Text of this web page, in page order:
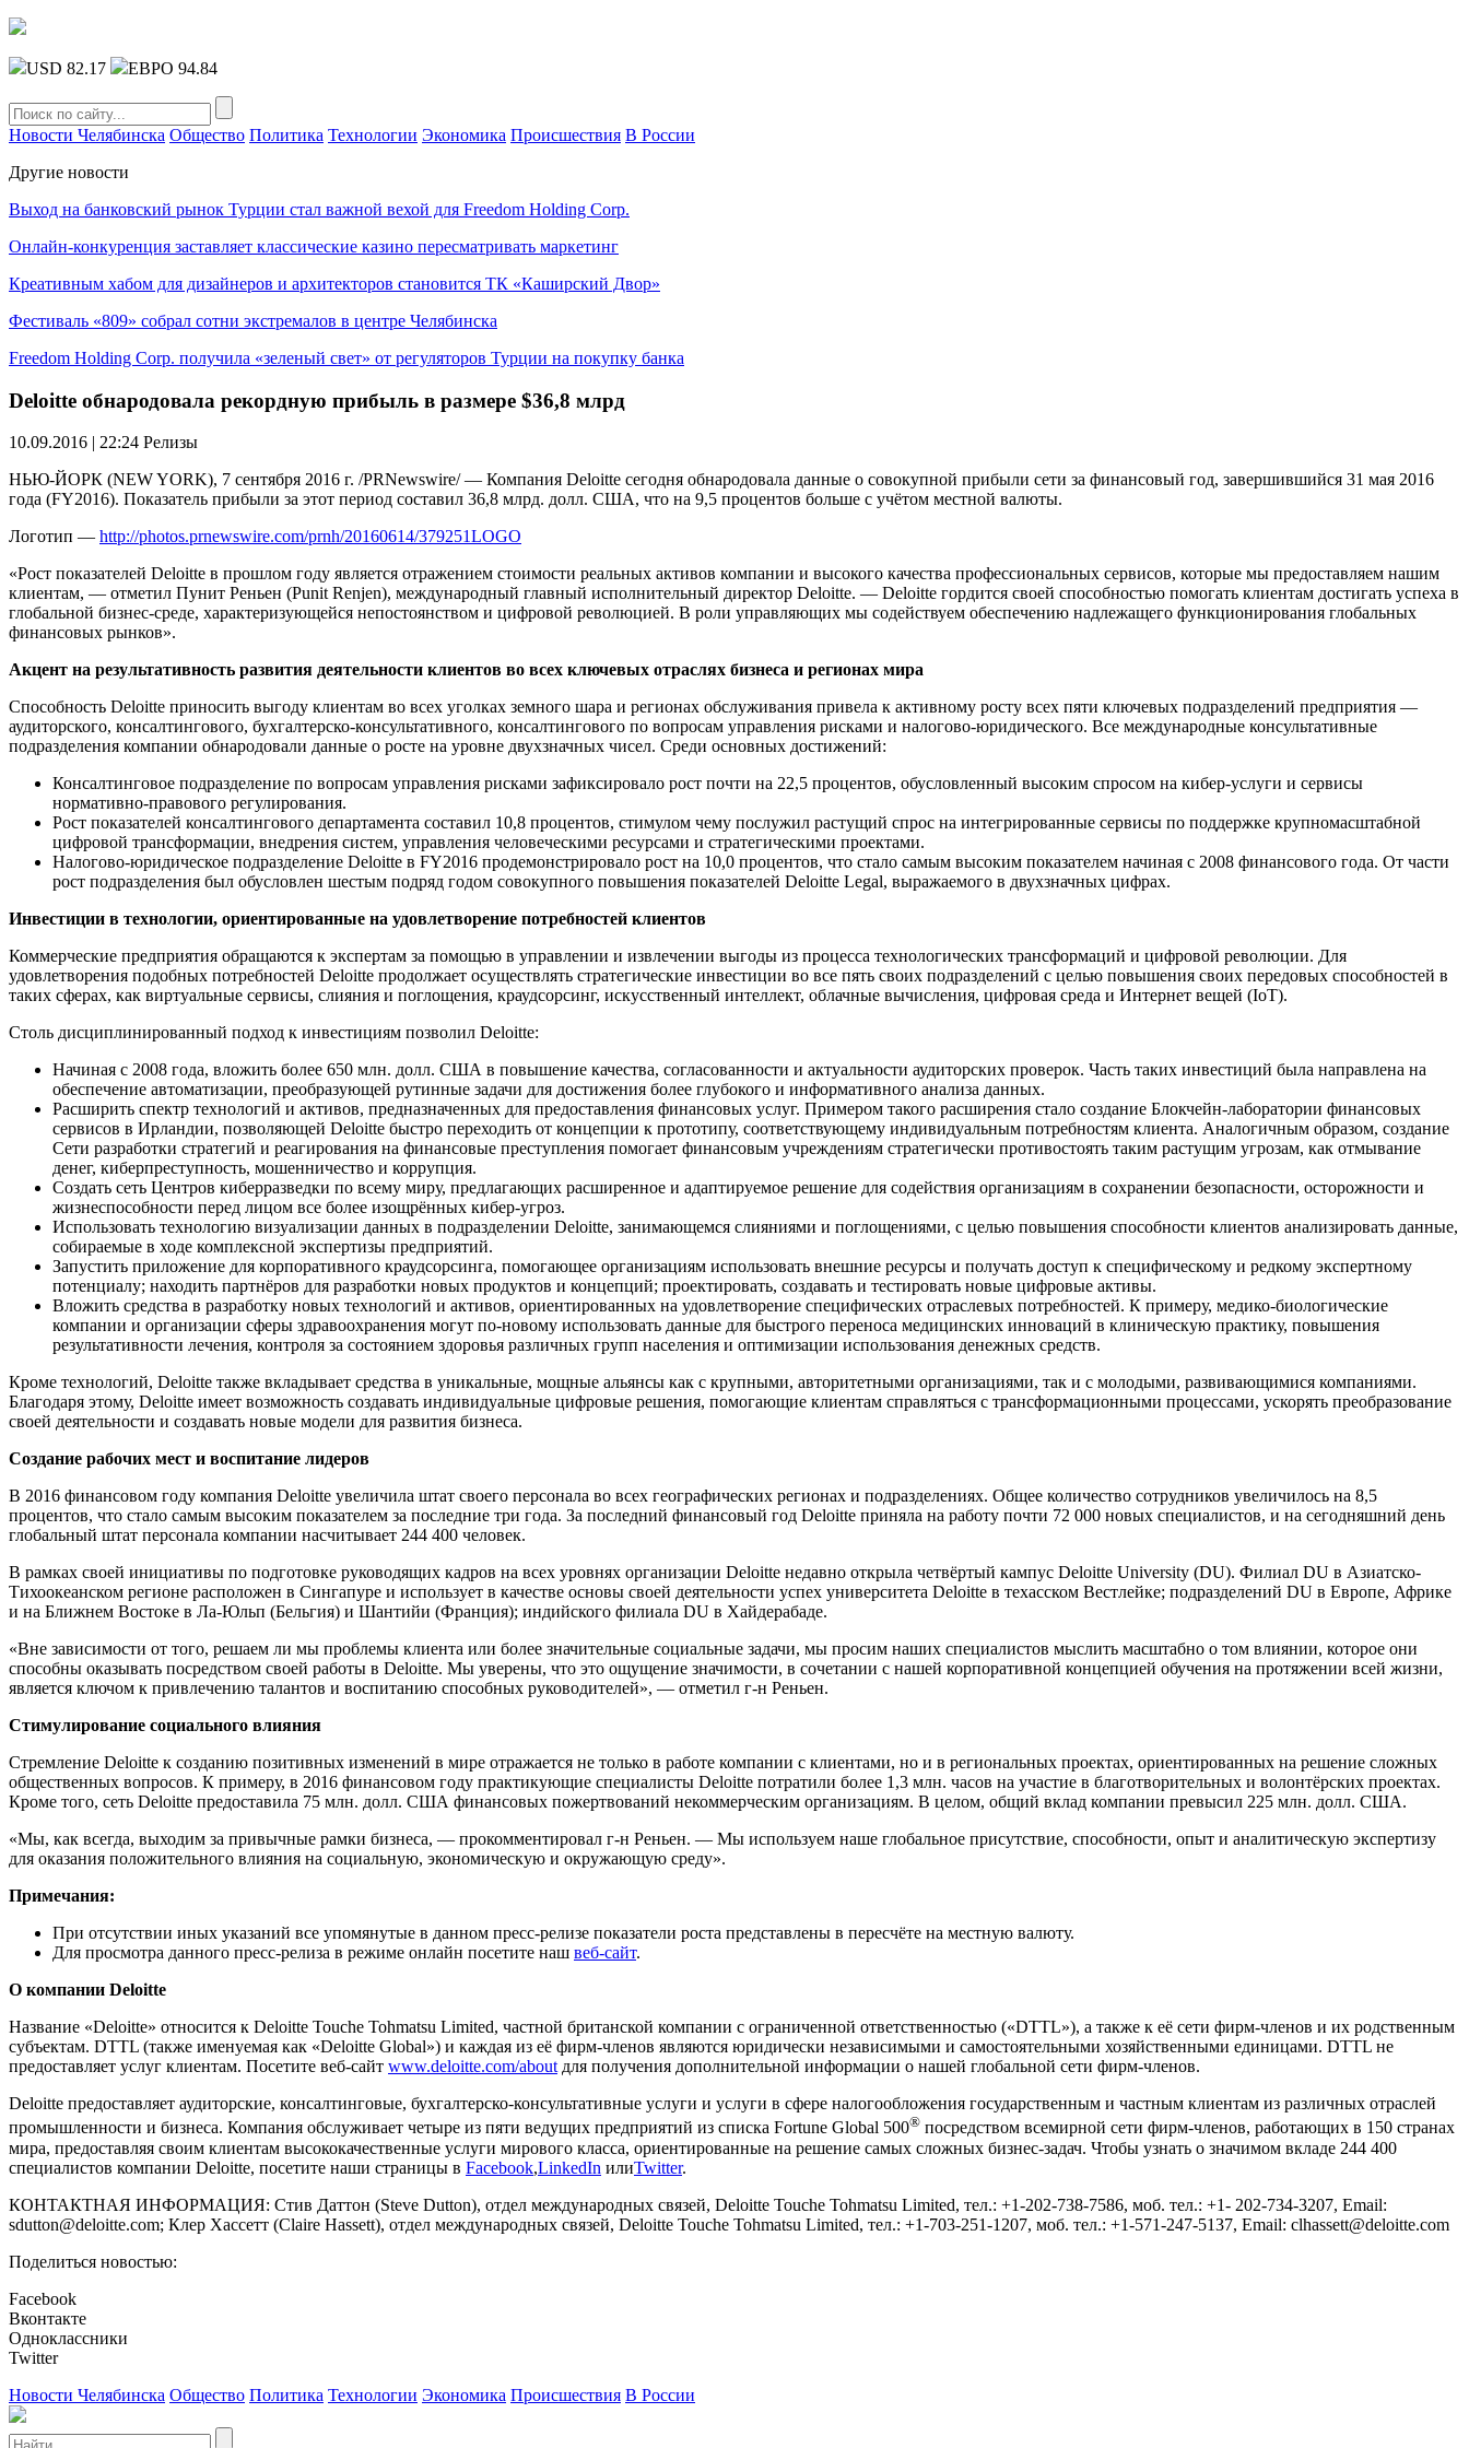
USD 82.17 ЕВРО 94.84
Новости Челябинска Общество Политика Технологии Экономика Происшествия В России
Другие новости
Выход на банковский рынок Турции стал важной вехой для Freedom Holding Corp.
Онлайн-конкуренция заставляет классические казино пересматривать маркетинг
Креативным хабом для дизайнеров и архитекторов становится ТК «Каширский Двор»
Фестиваль «809» собрал сотни экстремалов в центре Челябинска
Freedom Holding Corp. получила «зеленый свет» от регуляторов Турции на покупку банка
Deloitte обнародовала рекордную прибыль в размере $36,8 млрд
10.09.2016 | 22:24 Релизы
НЬЮ-ЙОРК (NEW YORK), 7 сентября 2016 г. /PRNewswire/ — Компания Deloitte сегодня обнародовала данные о совокупной прибыли сети за финансовый год, завершившийся 31 мая 2016
года (FY2016). Показатель прибыли за этот период составил 36,8 млрд. долл. США, что на 9,5 процентов больше с учётом местной валюты.
Логотип — http://photos.prnewswire.com/prnh/20160614/379251LOGO
«Рост показателей Deloitte в прошлом году является отражением стоимости реальных активов компании и высокого качества профессиональных сервисов, которые мы предоставляем нашим
клиентам, — отметил Пунит Реньен (Punit Renjen), международный главный исполнительный директор Deloitte. — Deloitte гордится своей способностью помогать клиентам достигать успеха в
глобальной бизнес-среде, характеризующейся непостоянством и цифровой революцией. В роли управляющих мы содействуем обеспечению надлежащего функционирования глобальных
финансовых рынков».
Акцент на результативность развития деятельности клиентов во всех ключевых отраслях бизнеса и регионах мира
Способность Deloitte приносить выгоду клиентам во всех уголках земного шара и регионах обслуживания привела к активному росту всех пяти ключевых подразделений предприятия —
аудиторского, консалтингового, бухгалтерско-консультативного, консалтингового по вопросам управления рисками и налогово-юридического. Все международные консультативные
подразделения компании обнародовали данные о росте на уровне двухзначных чисел. Среди основных достижений:
Консалтинговое подразделение по вопросам управления рисками зафиксировало рост почти на 22,5 процентов, обусловленный высоким спросом на кибер-услуги и сервисы
нормативно-правового регулирования.
Рост показателей консалтингового департамента составил 10,8 процентов, стимулом чему послужил растущий спрос на интегрированные сервисы по поддержке крупномасштабной
цифровой трансформации, внедрения систем, управления человеческими ресурсами и стратегическими проектами.
Налогово-юридическое подразделение Deloitte в FY2016 продемонстрировало рост на 10,0 процентов, что стало самым высоким показателем начиная с 2008 финансового года. От части
рост подразделения был обусловлен шестым подряд годом совокупного повышения показателей Deloitte Legal, выражаемого в двухзначных цифрах.
Инвестиции в технологии, ориентированные на удовлетворение потребностей клиентов
Коммерческие предприятия обращаются к экспертам за помощью в управлении и извлечении выгоды из процесса технологических трансформаций и цифровой революции. Для
удовлетворения подобных потребностей Deloitte продолжает осуществлять стратегические инвестиции во все пять своих подразделений с целью повышения своих передовых способностей в
таких сферах, как виртуальные сервисы, слияния и поглощения, краудсорсинг, искусственный интеллект, облачные вычисления, цифровая среда и Интернет вещей (IoT).
Столь дисциплинированный подход к инвестициям позволил Deloitte:
Начиная с 2008 года, вложить более 650 млн. долл. США в повышение качества, согласованности и актуальности аудиторских проверок. Часть таких инвестиций была направлена на
обеспечение автоматизации, преобразующей рутинные задачи для достижения более глубокого и информативного анализа данных.
Расширить спектр технологий и активов, предназначенных для предоставления финансовых услуг. Примером такого расширения стало создание Блокчейн-лаборатории финансовых
сервисов в Ирландии, позволяющей Deloitte быстро переходить от концепции к прототипу, соответствующему индивидуальным потребностям клиента. Аналогичным образом, создание
Сети разработки стратегий и реагирования на финансовые преступления помогает финансовым учреждениям стратегически противостоять таким растущим угрозам, как отмывание
денег, киберпреступность, мошенничество и коррупция.
Создать сеть Центров киберразведки по всему миру, предлагающих расширенное и адаптируемое решение для содействия организациям в сохранении безопасности, осторожности и
жизнеспособности перед лицом все более изощрённых кибер-угроз.
Использовать технологию визуализации данных в подразделении Deloitte, занимающемся слияниями и поглощениями, с целью повышения способности клиентов анализировать данные,
собираемые в ходе комплексной экспертизы предприятий.
Запустить приложение для корпоративного краудсорсинга, помогающее организациям использовать внешние ресурсы и получать доступ к специфическому и редкому экспертному
потенциалу; находить партнёров для разработки новых продуктов и концепций; проектировать, создавать и тестировать новые цифровые активы.
Вложить средства в разработку новых технологий и активов, ориентированных на удовлетворение специфических отраслевых потребностей. К примеру, медико-биологические
компании и организации сферы здравоохранения могут по-новому использовать данные для быстрого переноса медицинских инноваций в клиническую практику, повышения
результативности лечения, контроля за состоянием здоровья различных групп населения и оптимизации использования денежных средств.
Кроме технологий, Deloitte также вкладывает средства в уникальные, мощные альянсы как с крупными, авторитетными организациями, так и с молодыми, развивающимися компаниями.
Благодаря этому, Deloitte имеет возможность создавать индивидуальные цифровые решения, помогающие клиентам справляться с трансформационными процессами, ускорять преобразование
своей деятельности и создавать новые модели для развития бизнеса.
Создание рабочих мест и воспитание лидеров
В 2016 финансовом году компания Deloitte увеличила штат своего персонала во всех географических регионах и подразделениях. Общее количество сотрудников увеличилось на 8,5
процентов, что стало самым высоким показателем за последние три года. За последний финансовый год Deloitte приняла на работу почти 72 000 новых специалистов, и на сегодняшний день
глобальный штат персонала компании насчитывает 244 400 человек.
В рамках своей инициативы по подготовке руководящих кадров на всех уровнях организации Deloitte недавно открыла четвёртый кампус Deloitte University (DU). Филиал DU в Азиатско-
Тихоокеанском регионе расположен в Сингапуре и использует в качестве основы своей деятельности успех университета Deloitte в техасском Вестлейке; подразделений DU в Европе, Африке
и на Ближнем Востоке в Ла-Юльп (Бельгия) и Шантийи (Франция); индийского филиала DU в Хайдерабаде.
«Вне зависимости от того, решаем ли мы проблемы клиента или более значительные социальные задачи, мы просим наших специалистов мыслить масштабно о том влиянии, которое они
способны оказывать посредством своей работы в Deloitte. Мы уверены, что это ощущение значимости, в сочетании с нашей корпоративной концепцией обучения на протяжении всей жизни,
является ключом к привлечению талантов и воспитанию способных руководителей», — отметил г-н Реньен.
Стимулирование социального влияния
Стремление Deloitte к созданию позитивных изменений в мире отражается не только в работе компании с клиентами, но и в региональных проектах, ориентированных на решение сложных
общественных вопросов. К примеру, в 2016 финансовом году практикующие специалисты Deloitte потратили более 1,3 млн. часов на участие в благотворительных и волонтёрских проектах.
Кроме того, сеть Deloitte предоставила 75 млн. долл. США финансовых пожертвований некоммерческим организациям. В целом, общий вклад компании превысил 225 млн. долл. США.
«Мы, как всегда, выходим за привычные рамки бизнеса, — прокомментировал г-н Реньен. — Мы используем наше глобальное присутствие, способности, опыт и аналитическую экспертизу
для оказания положительного влияния на социальную, экономическую и окружающую среду».
Примечания:
При отсутствии иных указаний все упомянутые в данном пресс-релизе показатели роста представлены в пересчёте на местную валюту.
Для просмотра данного пресс-релиза в режиме онлайн посетите наш веб-сайт.
О компании Deloitte
Название «Deloitte» относится к Deloitte Touche Tohmatsu Limited, частной британской компании с ограниченной ответственностью («DTTL»), а также к её сети фирм-членов и их родственным
субъектам. DTTL (также именуемая как «Deloitte Global») и каждая из её фирм-членов являются юридически независимыми и самостоятельными хозяйственными единицами. DTTL не
предоставляет услуг клиентам. Посетите веб-сайт www.deloitte.com/aboutдля получения дополнительной информации о нашей глобальной сети фирм-членов.
Deloitte предоставляет аудиторские, консалтинговые, бухгалтерско-консультативные услуги и услуги в сфере налогообложения государственным и частным клиентам из различных отраслей
промышленности и бизнеса. Компания обслуживает четыре из пяти ведущих предприятий из списка Fortune Global 500® посредством всемирной сети фирм-членов, работающих в 150 странах
мира, предоставляя своим клиентам высококачественные услуги мирового класса, ориентированные на решение самых сложных бизнес-задач. Чтобы узнать о значимом вкладе 244 400
специалистов компании Deloitte, посетите наши страницы в Facebook,LinkedIn илиTwitter.
КОНТАКТНАЯ ИНФОРМАЦИЯ: Стив Даттон (Steve Dutton), отдел международных связей, Deloitte Touche Tohmatsu Limited, тел.: +1-202-738-7586, моб. тел.: +1- 202-734-3207, Email:
sdutton@deloitte.com; Клер Хассетт (Claire Hassett), отдел международных связей, Deloitte Touche Tohmatsu Limited, тел.: +1-703-251-1207, моб. тел.: +1-571-247-5137, Email: clhassett@deloitte.com
Поделиться новостью:
Facebook
Вконтакте
Одноклассники
Twitter
Новости Челябинска Общество Политика Технологии Экономика Происшествия В России